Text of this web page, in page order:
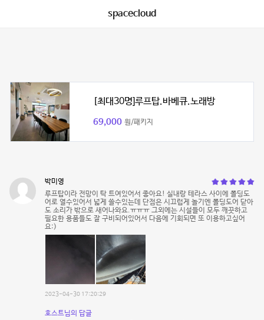
spacecloud
[최대30명]루프탑.바베큐.노래방
69,000 원/패키지
박미영
루프탑이라 전망이 탁 트여있어서 좋아요! 실내랑 테라스 사이에 폴딩도
어로 열수있어서 넓게 쓸수있는데 단점은 시끄럽게 놀기엔 폴딩도어 닫아
도 소리가 밖으로 새어나와요.ㅠㅠㅠ 그외에는 시설들이 모두 깨끗하고
필요한 용품들도 잘 구비되어있어서 다음에 기회되면 또 이용하고싶어
요:)
2023-04-30 17:20:29
호스트님의 답글